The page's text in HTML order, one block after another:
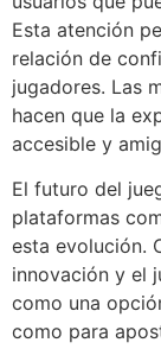
Esta atención
relación de
jugadores. Las
hacen que la
accesible y
El futuro del
plataformas
esta evolución.
innovación y el
como una
como para